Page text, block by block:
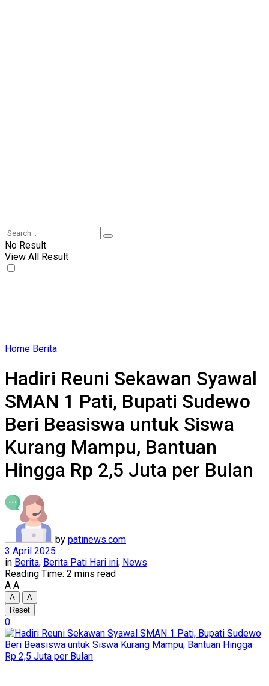
No Result
View All Result
Home Berita
Hadiri Reuni Sekawan Syawal
SMAN 1 Pati, Bupati Sudewo
Beri Beasiswa untuk Siswa
Kurang Mampu, Bantuan
Hingga Rp 2,5 Juta per Bulan
by patinews.com
3 April 2025
in Berita, Berita Pati Hari ini, News
Reading Time: 2 mins read
A A
A
A
Reset
0